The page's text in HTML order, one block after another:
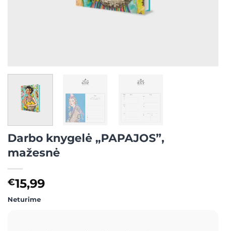
Darbo knygelė „PAPAJOS”,
mažesnė
€15,99
Neturime